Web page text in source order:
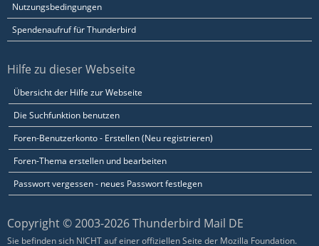
Nutzungsbedingungen
Spendenaufruf für Thunderbird
Hilfe zu dieser Webseite
Übersicht der Hilfe zur Webseite
Die Suchfunktion benutzen
Foren-Benutzerkonto - Erstellen (Neu registrieren)
Foren-Thema erstellen und bearbeiten
Passwort vergessen - neues Passwort festlegen
Copyright © 2003-2026 Thunderbird Mail DE
Sie befinden sich NICHT auf einer offiziellen Seite der Mozilla Foundation.